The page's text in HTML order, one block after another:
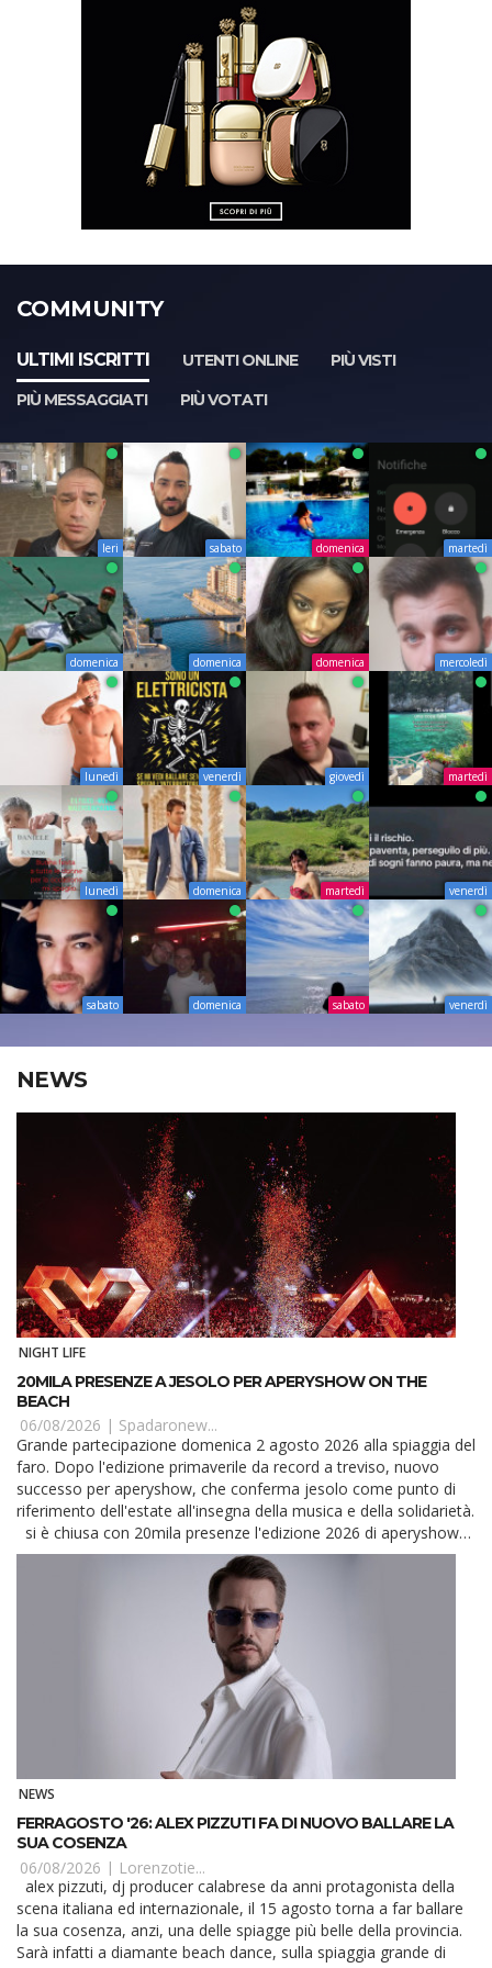
COMMUNITY
ULTIMI ISCRITTI UTENTI ONLINE
PIÙ VISTI
PIÙ MESSAGGIATI
PIÙ VOTATI
Ieri sabato domenica martedì
domenica domenica domenica mercoledì
lunedì venerdì giovedì martedì
lunedì domenica martedì venerdì
sabato domenica sabato venerdì
NEWS
NIGHT LIFE
20MILA PRESENZE A JESOLO PER APERYSHOW ON THE
BEACH
06/08/2026 | Spadaronew...
Grande partecipazione domenica 2 agosto 2026 alla spiaggia del
faro. Dopo l'edizione primaverile da record a treviso, nuovo
successo per aperyshow, che conferma jesolo come punto di
riferimento dell'estate all'insegna della musica e della solidarietà.
on the beach, svolto...
NEWS
FERRAGOSTO '26: ALEX PIZZUTI FA DI NUOVO BALLARE LA
SUA COSENZA
06/08/2026 | Lorenzotie...
scena italiana ed internazionale, il 15 agosto torna a far ballare
la sua cosenza, anzi, una delle spiagge più belle della provincia.
Sarà infatti a diamante beach dance, sulla spiaggia grande di